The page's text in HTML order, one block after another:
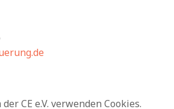
CE e.V. verwenden Cookies.